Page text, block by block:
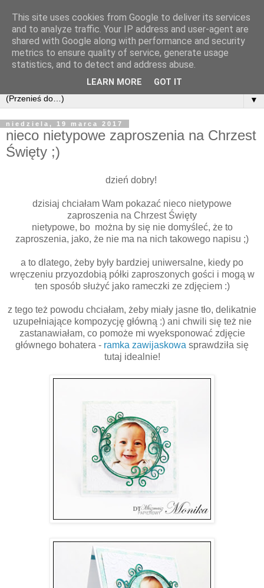
▼
niedziela, 19 marca 2017
nieco nietypowe zaproszenia na Chrzest
Święty ;)
dzień dobry!
dzisiaj chciałam Wam pokazać nieco nietypowe
zaproszenia na Chrzest Święty
nietypowe, bo można by się nie domyśleć, że to
zaproszenia, jako, że nie ma na nich takowego napisu ;)
a to dlatego, żeby były bardziej uniwersalne, kiedy po
wręczeniu przyozdobią półki zaproszonych gości i mogą w
ten sposób służyć jako rameczki ze zdjęciem :)
z tego też powodu chciałam, żeby miały jasne tło, delikatnie
uzupełniające kompozycję główną :) ani chwili się też nie
zastanawiałam, co pomoże mi wyeksponować zdjęcie
głównego bohatera - ramka zawijaskowa sprawdziła się
tutaj idealnie!
This site uses cookies from Google to deliver its services
and to analyze traffic. Your IP address and user-agent are
shared with Google along with performance and security
metrics to ensure quality of service, generate usage
statistics, and to detect and address abuse.
LEARN MORE GOT IT